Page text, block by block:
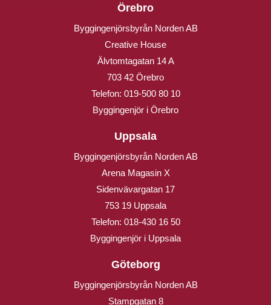
Örebro
Byggingenjörsbyrån Norden AB
Creative House
Älvtomtagatan 14 A
703 42 Örebro
Telefon: 019-500 80 10
Byggingenjör i Örebro
Uppsala
Byggingenjörsbyrån Norden AB
Arena Magasin X
Sidenvävargatan 17
753 19 Uppsala
Telefon: 018-430 16 50
Byggingenjör i Uppsala
Göteborg
Byggingenjörsbyrån Norden AB
Stampgatan 8